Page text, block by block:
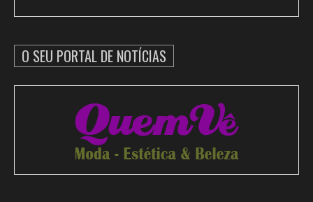
O SEU PORTAL DE NOTÍCIAS